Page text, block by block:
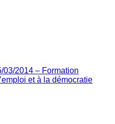
03/2014 – Formation
et à la démocratie